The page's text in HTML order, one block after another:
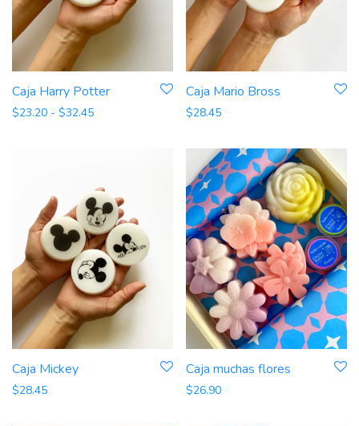
Caja Harry Potter
$23.20 - $32.45Rango de precios: desde $23.20 hasta $32.45
Caja Mario Bross
$28.45
Caja Mickey
$28.45
Caja muchas flores
$26.90